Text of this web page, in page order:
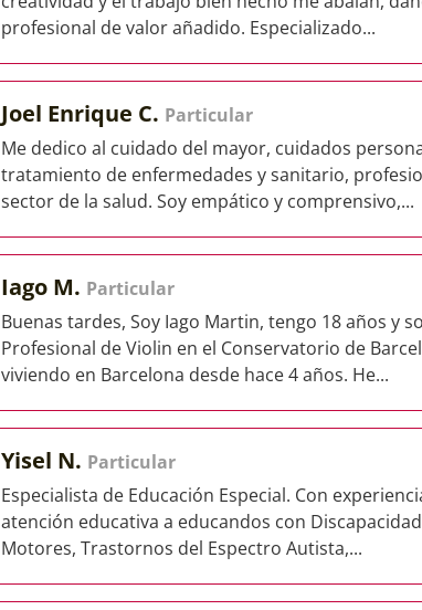
profesional de valor añadido. Especializado...
Joel Enrique C. Particular
Me dedico al cuidado del mayor, cuidados
tratamiento de enfermedades y sanitario,
sector de la salud. Soy empático y comprensivo,...
Iago M. Particular
Buenas tardes, Soy Iago Martin, tengo 18 años y
Profesional de Violin en el Conservatorio de
viviendo en Barcelona desde hace 4 años. He...
Yisel N. Particular
Especialista de Educación Especial. Con
atención educativa a educandos con
Motores, Trastornos del Espectro Autista,...